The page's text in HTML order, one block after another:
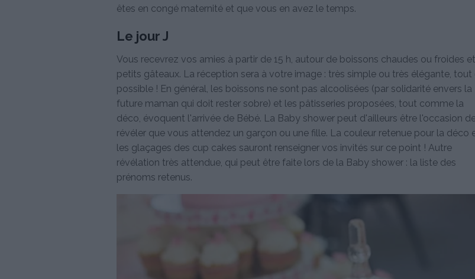
êtes en congé maternité et que vous en avez le temps.
Le jour J
Vous recevrez vos amies à partir de 15 h, autour de boissons chaudes ou froides
petits gâteaux. La réception sera à votre image : très simple ou très élégante, tout
possible ! En général, les boissons ne sont pas alcoolisées (par solidarité envers la
future maman qui doit rester sobre) et les pâtisseries proposées, tout comme la
déco, évoquent l'arrivée de Bébé. La Baby shower peut d'ailleurs être l'occasion
révéler que vous attendez un garçon ou une fille. La couleur retenue pour la déco
les glaçages des cup cakes sauront renseigner vos invités sur ce point ! Autre
révélation très attendue, qui peut être faite lors de la Baby shower : la liste des
prénoms retenus.